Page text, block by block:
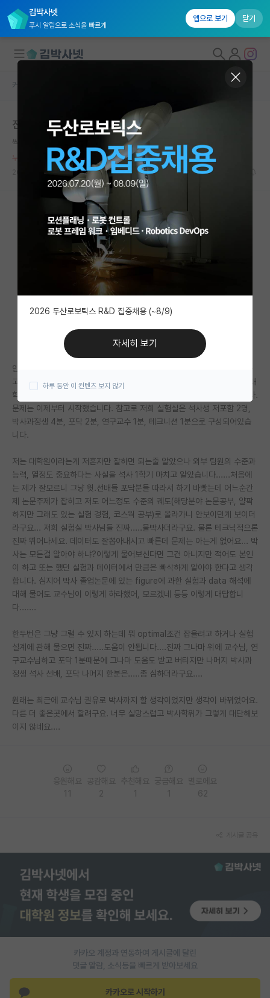
김박사넷
푸시 알림으로 소식을 빠르게
앱으로 보기 닫기
국내대학원 정보
연구실&오픈랩
커뮤니티
커뮤니티 홈
전체글보기
베스트 게시판
IF 명예의전당
자유 게시판(아무개랩)
미국 유학 게시판
미국 대학원 합격 후기 게시판
대학원 합격 후기 게시판
연구실(PI) 홍보 게시판
임용 정보 게시판
학부 인턴 게시판
취업 게시판
임용 후기 게시판
PI 전용 게시판
인문사회 계열 게시판
특수/전문대학원 게시판
반도체/AI 게시판
장학금/장학생 게시판
학술 정보 게시판
홍보 게시판
커리어
커뮤니티 홈
진짜 물박사 많다.....
씩씩한 피에르 페르마
누적 신고가 50개 이상인 사용자입니다.
2024.01.27
76 26807
안녕하세요. 저는 지금 곧 석사 3기차인 석사생입니다. 저는 학부샹 졸업하
고 학과 교수님의 추천(해당 교수님 수업에서 1등해서 교수님이 카톡으로 대
학원 어필하셨습니다)과 해당 분야의 매력을 느껴서 대학원에 입학했습니다.
문제는 이제부터 시작했습니다. 참고로 저희 실험실은 석사생 저포함 2명,
박사과정생 4분, 포닥 2분, 연구교수 1분, 테크니션 1분으로 구성되어있습
니다.
저는 대학원이라는게 저혼자만 잘하면 되는줄 알았으나 외부 팀원의 수준과
능력, 열정도 중요하다는 사실을 석사 1학기 마치고 알았습니다......처음에
는 제가 잘모르니 그냥 윗.선배들 포닥분들 따라서 하기 바빳는데 어느순간
제 논문주제가 잡히고 저도 어느정도 수준의 궤도(해당분야 논문공부, 얄팍
하지만 그래도 있는 실험 경험, 코스웍 공부)로 올라가니 안보이던게 보이더
라구요... 저희 실험실 박사님들 진짜.....물박사더라구요. 물론 테크닉적으론
진짜 뛰어나세요. 데이터도 잘뽑아내시고 빠른데 문제는 아는게 없어요... 박
사는 모든걸 알아야 하냐?이렇게 물어보신다면 그건 아니지만 적어도 본인
이 하고 또는 했던 실험과 데이터에서 만큼은 빠삭하게 알아야 한다고 생각
합니다. 심지어 박사 졸업논문에 있는 figure에 과한 실험과 data 해석에
대해 물어도 교수님이 이렇게 하라했어, 모르겠네 등등 이렇게 대답합니
다.......
한두번은 그냥 그럴 수 있지 하는데 뭐 optimal조건 잡을려고 하거나 실험
설계에 관해 물으면 진짜.....도움이 안됩니다....진짜 그나마 위에 교수님, 연
구교수님하고 포닥 1분때문에 그나마 도움도 받고 버티지만 나머지 박사과
정생 석사 선배, 포닥 나머지 한분은.....좀 심하더라구요....
원래는 최근에 교수님 권유로 박사까지 할 생각이었지만 생각이 바뀌었어요.
다른 더 좋은곳에서 할려구요. 너무 실망스럽고 박사학위가 그렇게 대단해보
이지 않네요....
카카오 계정과 연동하여 게시글에 달린
댓글 알람, 소식등을 빠르게 받아보세요
카카오로 시작하기
2026 두산로보틱스 R&D 집중채용 (~8/9)
자세히 보기
하루 동안 이 컨텐츠 보지 않기